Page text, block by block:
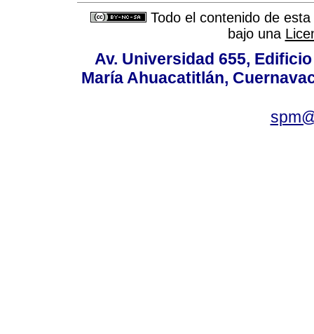
Todo el contenido de
bajo una
Av. Universidad 655,
María Ahuacatitlán,